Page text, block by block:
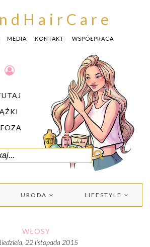
MEDIA KONTAKT WSPÓŁPRACA
URODA LIFESTYLE
WŁOSY
niedziela, 22 listopada 2015